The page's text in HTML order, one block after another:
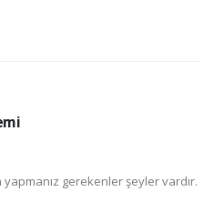
yapmanız gerekenler şeyler vardır.